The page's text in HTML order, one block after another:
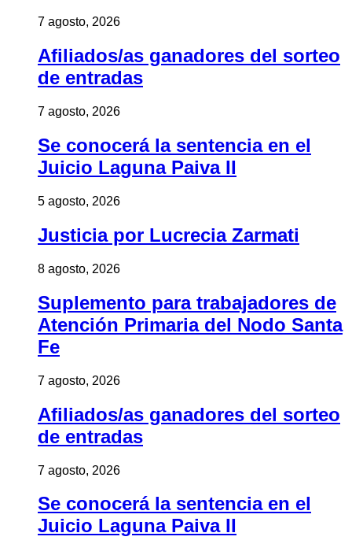
7 agosto, 2026
Afiliados/as ganadores del sorteo
de entradas
7 agosto, 2026
Se conocerá la sentencia en el
Juicio Laguna Paiva II
5 agosto, 2026
Justicia por Lucrecia Zarmati
8 agosto, 2026
Suplemento para trabajadores de
Atención Primaria del Nodo Santa
Fe
7 agosto, 2026
Afiliados/as ganadores del sorteo
de entradas
7 agosto, 2026
Se conocerá la sentencia en el
Juicio Laguna Paiva II